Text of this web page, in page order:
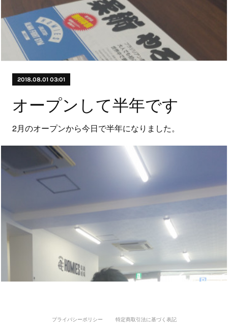
2018.08.01 03:01
オープンして半年です
2月のオープンから今日で半年になりました。
プライバシーポリシー 特定商取引法に基づく表記